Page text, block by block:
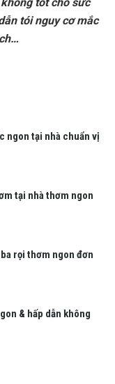
tói nguy cơ mắc
ngon tại nhà chuẩn vị
tại nhà thơm ngon
rọi thơm ngon đơn
& hấp dẫn không